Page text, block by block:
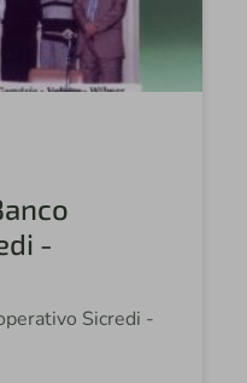
-
Sicredi -